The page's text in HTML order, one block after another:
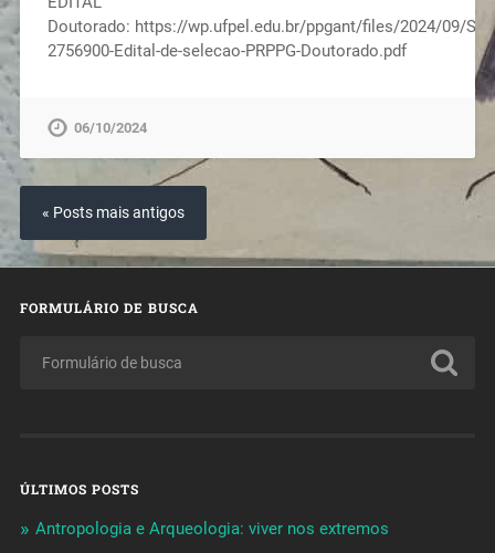
Doutorado: https://wp.ufpel.edu.br/ppgant/files/2024/09/
2756900-Edital-de-selecao-PRPPG-Doutorado.pdf
06/10/2024
« Posts mais antigos
FORMULÁRIO DE BUSCA
ÚLTIMOS POSTS
Antropologia e Arqueologia: viver nos extremos